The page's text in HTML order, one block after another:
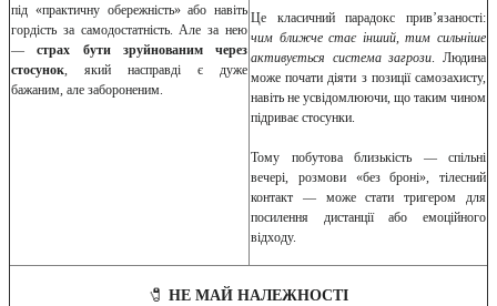
під «практичну обережність» або навіть
гордість за самодостатність. Але за нею
—страх бути зруйнованим через
стосунок, який насправді є дуже
бажаним, але забороненим.
Це класичний парадокс прив’язаності:
чим ближче стає інший, тим сильніше
активується система загрози. Людина
може почати діяти з позиції самозахисту,
навіть не усвідомлюючи, що таким чином
підриває стосунки.
Тому побутова близькість — спільні
вечері, розмови «без броні», тілесний
контакт — може стати тригером для
посилення дистанції або емоційного
відходу.
🧷 НЕ МАЙ НАЛЕЖНОСТІ